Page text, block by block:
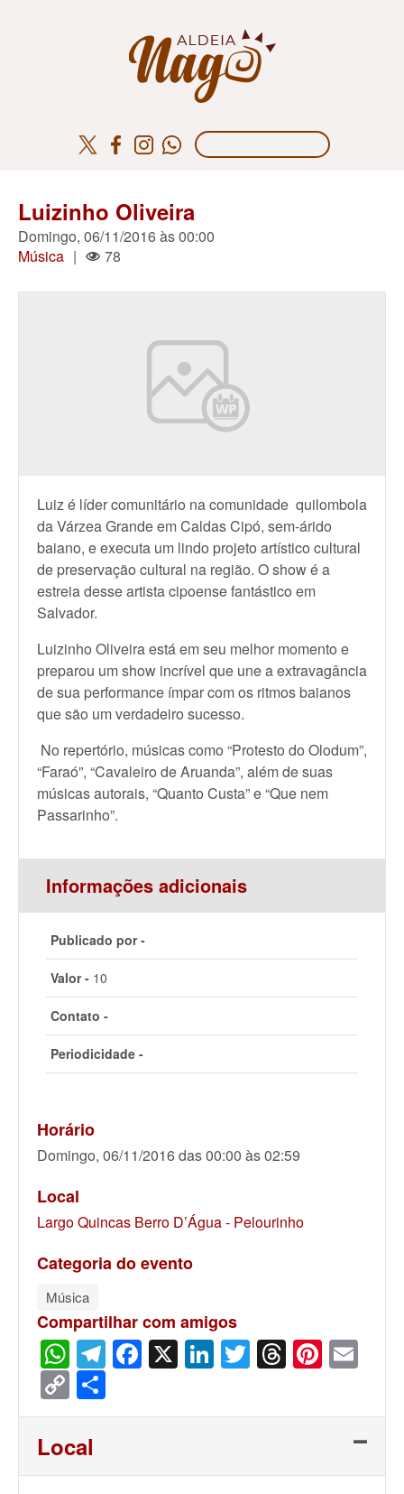
Luizinho Oliveira
Domingo, 06/11/2016 às 00:00
Música | 78
Luiz é líder comunitário na comunidade quilombola
da Várzea Grande em Caldas Cipó, sem-árido
baiano, e executa um lindo projeto artístico cultural
de preservação cultural na região. O show é a
estreia desse artista cipoense fantástico em
Salvador.
Luizinho Oliveira está em seu melhor momento e
preparou um show incrível que une a extravagância
de sua performance ímpar com os ritmos baianos
que são um verdadeiro sucesso.
No repertório, músicas como “Protesto do Olodum”,
“Faraó”, “Cavaleiro de Aruanda”, além de suas
músicas autorais, “Quanto Custa” e “Que nem
Passarinho”.
Informações adicionais
Publicado por -
Valor - 10
Contato -
Periodicidade -
Horário
Domingo, 06/11/2016 das 00:00 às 02:59
Local
Largo Quincas Berro D’Água - Pelourinho
Categoria do evento
Música
Compartilhar com amigos
WhatsApp
Telegram
Facebook
X LinkedIn
Twitter
Threads
Copy
Link
Local